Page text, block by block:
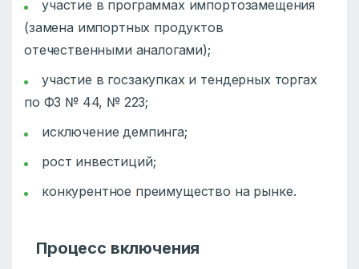
участие в программах импортозамещения
(замена импортных продуктов
отечественными аналогами);
участие в госзакупках и тендерных торгах
по ФЗ № 44, № 223;
исключение демпинга;
рост инвестиций;
конкурентное преимущество на рынке.
Процесс включения